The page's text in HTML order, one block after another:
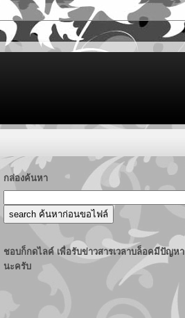
กล่องค้นหา
ชอบก็กดไลค์ เพื่อรับข่าวสารเวลาบล็อคมีปัญหา
นะครับ